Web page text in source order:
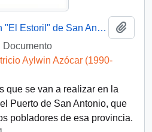
Inauguracion Población "El Estoril" de San Antonio
Documento
Aylwin Azócar (1990-
que se van a realizar en la
Puerto de San Antonio, que
pobladores de esa provincia.